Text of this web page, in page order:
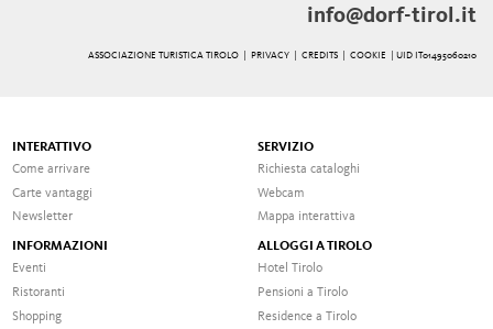
info@dorf-tirol.it
ASSOCIAZIONE TURISTICA TIROLO | PRIVACY| CREDITS| COOKIE | UID IT01495060210
INTERATTIVO
Come arrivare
Carte vantaggi
Newsletter
SERVIZIO
Richiesta cataloghi
Webcam
Mappa interattiva
INFORMAZIONI
Eventi
Ristoranti
Shopping
ALLOGGI A TIROLO
Hotel Tirolo
Pensioni a Tirolo
Residence a Tirolo